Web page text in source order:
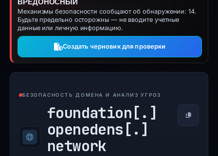
Механизмы безопасности сообщают об обнаружении: 14.
Будьте предельно осторожны — не вводите учетные
данные или личную информацию.
Создать черновик для проверки
БЕЗОПАСНОСТЬ ДОМЕНА И АНАЛИЗ УГРОЗ
foundation[.]
openedens[.]
network